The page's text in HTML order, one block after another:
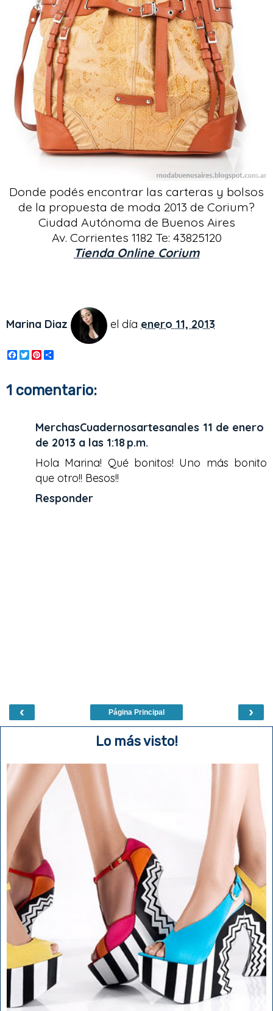
Donde podés encontrar las carteras y bolsos
de la propuesta de moda 2013 de Corium?
Ciudad Autónoma de Buenos Aires
Av. Corrientes 1182 Te: 43825120
Tienda Online Corium
Marina Diaz el día enero 11, 2013
F
a
e
b
T
w
t
t
P
t
e
s
t
r
e
1 comentario:
MerchasCuadernosartesanales 11 de enero
de 2013 a las 1:18 p.m.
Hola Marina! Qué bonitos! Uno más bonito
que otro!! Besos!!
Responder
‹ ›
Página Principal
Lo más visto!